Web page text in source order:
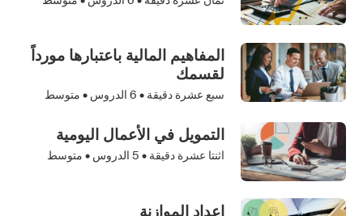
المفاهيم المالية باعتبارها مورداً
لقسمك
سبع عشرة دقيقة • 6 الدروس • متوسط
التمويل في الأعمال اليومية
اثنتا عشرة دقيقة • 5 الدروس • متوسط
إعداد الموازنة